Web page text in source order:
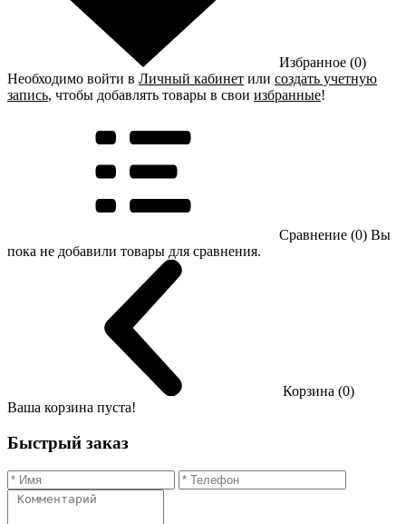
Избранное (0)
Необходимо войти в Личный кабинет или создать учетную
запись, чтобы добавлять товары в свои избранные!
Сравнение (0) Вы
пока не добавили товары для сравнения.
Корзина (0)
Ваша корзина пуста!
Быстрый заказ